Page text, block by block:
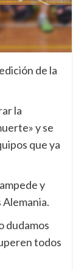
de la
la
y se
que ya
y
dudamos
todos